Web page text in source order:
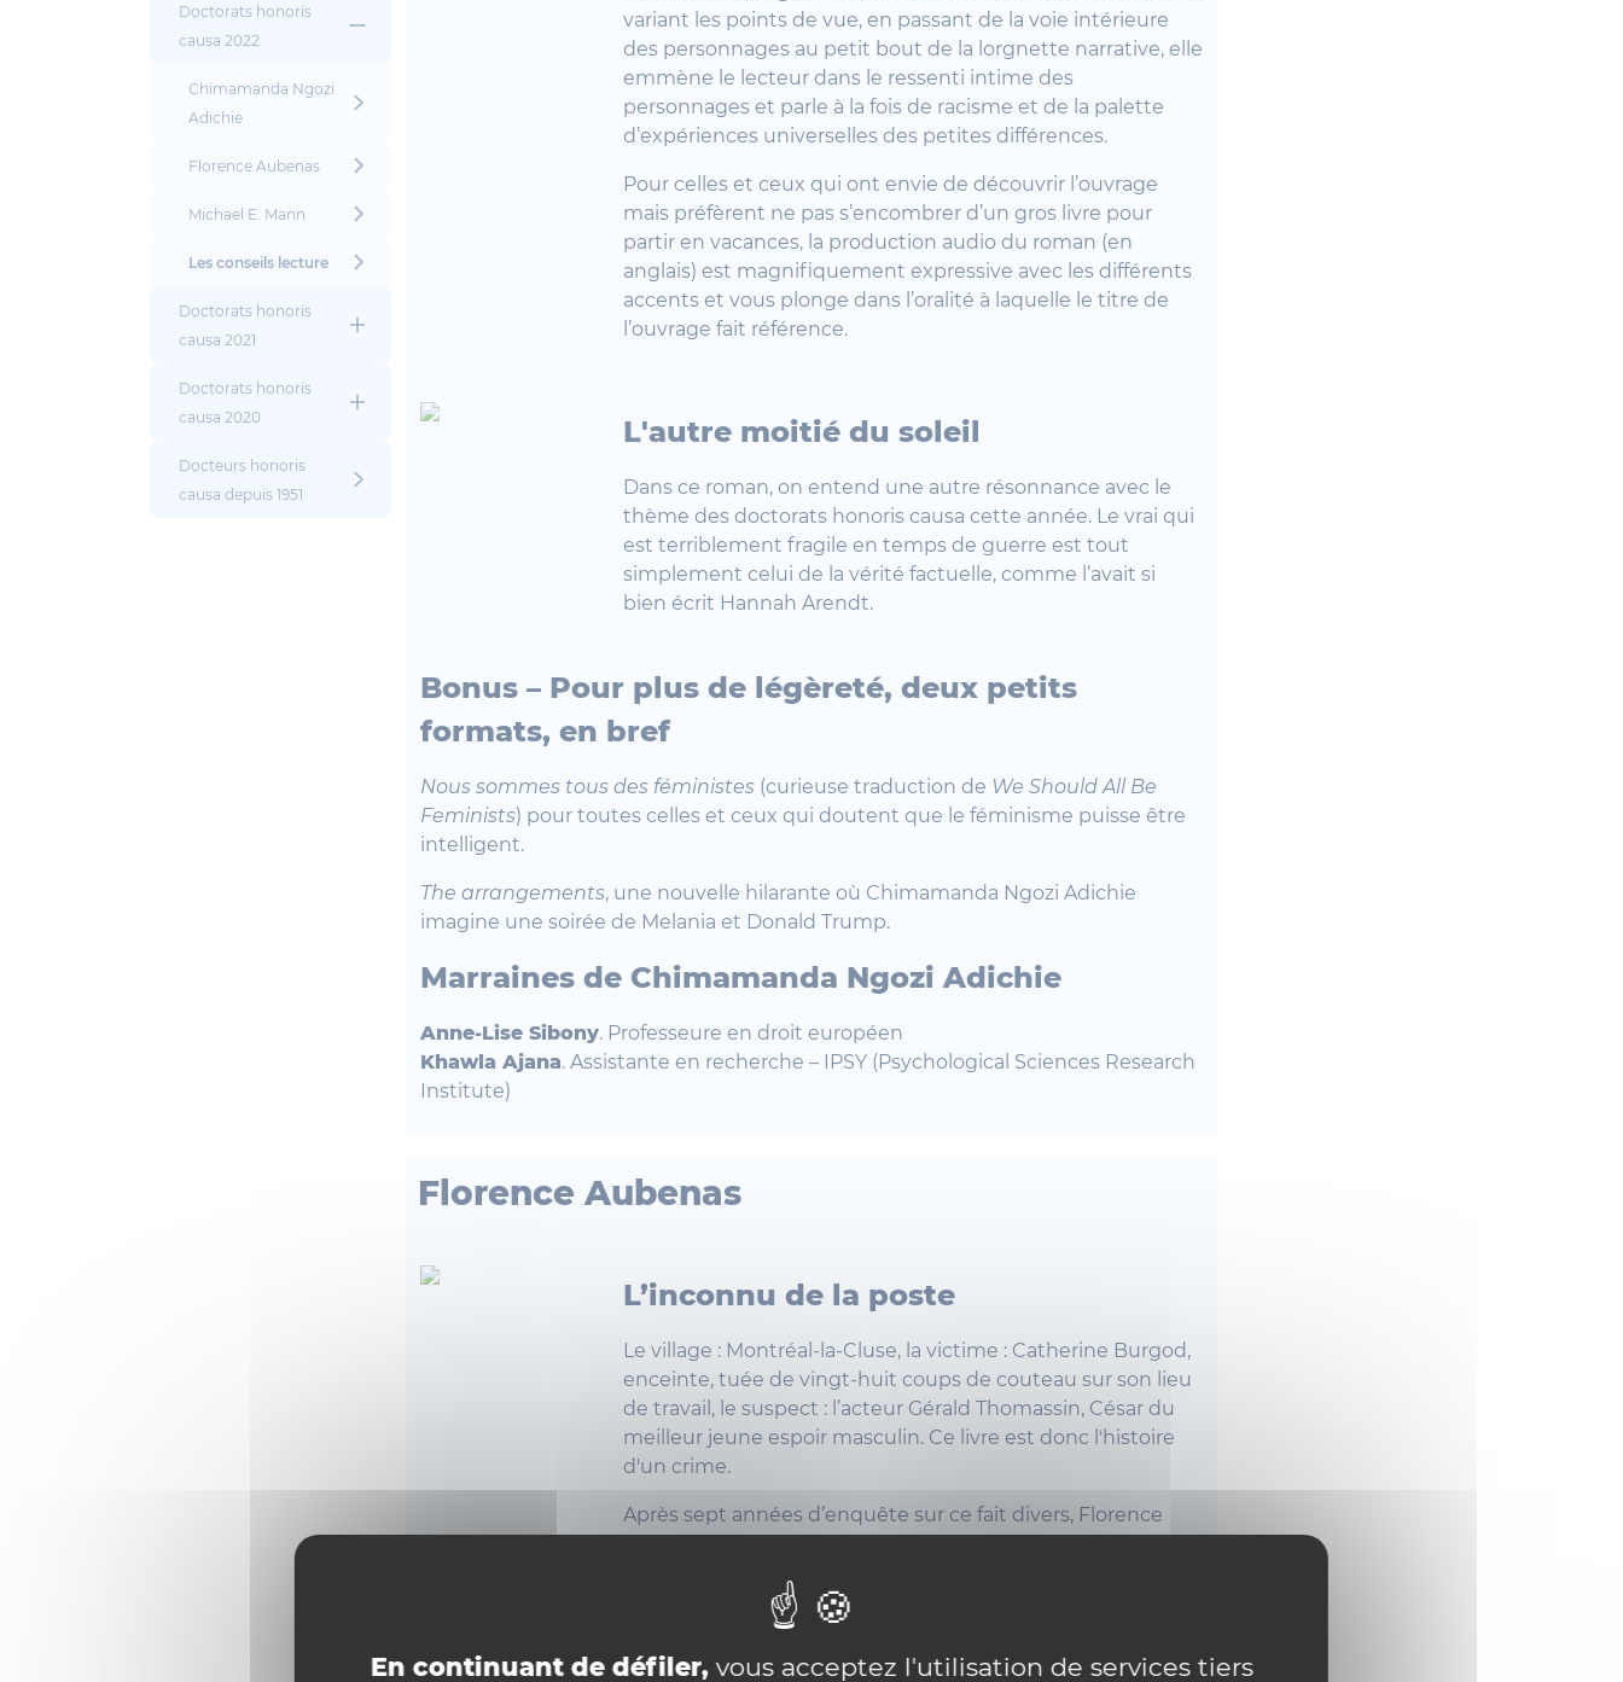
En continuant de défiler,vous acceptez l'utilisation de services tiers
Doctorats honoris
causa 2022
Chimamanda Ngozi
Adichie
Florence Aubenas
Michael E. Mann
Les conseils lecture
Doctorats honoris
causa 2021
Doctorats honoris
causa 2020
Docteurs honoris
causa depuis 1951
variant les points de vue, en passant de la voie intérieure
des personnages au petit bout de la lorgnette narrative, elle
emmène le lecteur dans le ressenti intime des
personnages et parle à la fois de racisme et de la palette
d’expériences universelles des petites différences.
Pour celles et ceux qui ont envie de découvrir l’ouvrage
mais préfèrent ne pas s’encombrer d’un gros livre pour
partir en vacances, la production audio du roman (en
anglais) est magnifiquement expressive avec les différents
accents et vous plonge dans l’oralité à laquelle le titre de
l’ouvrage fait référence.
L'autre moitié du soleil
Dans ce roman, on entend une autre résonnance avec le
thème des doctorats honoris causa cette année. Le vrai qui
est terriblement fragile en temps de guerre est tout
simplement celui de la vérité factuelle, comme l’avait si
bien écrit Hannah Arendt.
Bonus – Pour plus de légèreté, deux petits
formats, en bref
Nous sommes tous des féministes (curieuse traduction de We Should All Be
Feminists) pour toutes celles et ceux qui doutent que le féminisme puisse être
intelligent.
The arrangements, une nouvelle hilarante où Chimamanda Ngozi Adichie
imagine une soirée de Melania et Donald Trump.
Marraines de Chimamanda Ngozi Adichie
Anne-Lise Sibony. Professeure en droit européen
Khawla Ajana. Assistante en recherche – IPSY (Psychological Sciences Research
Institute)
Florence Aubenas
L’inconnu de la poste
Le village : Montréal-la-Cluse, la victime : Catherine Burgod,
enceinte, tuée de vingt-huit coups de couteau sur son lieu
de travail, le suspect : l’acteur Gérald Thomassin, César du
meilleur jeune espoir masculin. Ce livre est donc l'histoire
d'un crime.
Après sept années d’enquête sur ce fait divers, Florence
hallucinant, passionnant !